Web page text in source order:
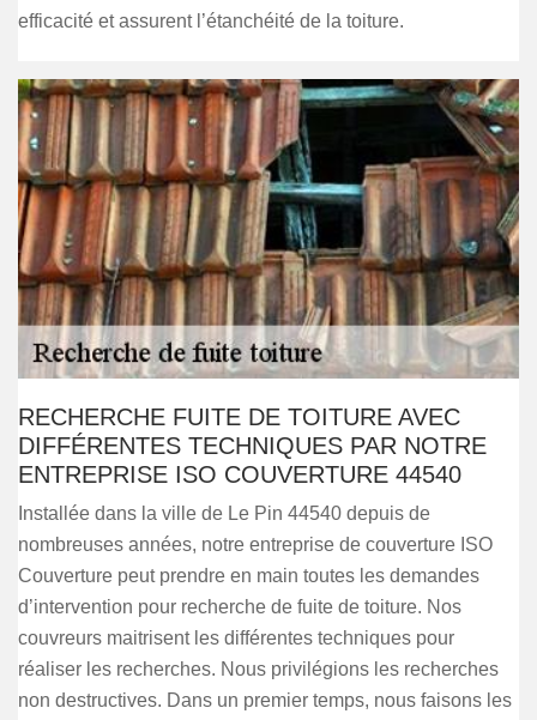
efficacité et assurent l’étanchéité de la toiture.
RECHERCHE FUITE DE TOITURE AVEC
DIFFÉRENTES TECHNIQUES PAR NOTRE
ENTREPRISE ISO COUVERTURE 44540
Installée dans la ville de Le Pin 44540 depuis de
nombreuses années, notre entreprise de couverture ISO
Couverture peut prendre en main toutes les demandes
d’intervention pour recherche de fuite de toiture. Nos
couvreurs maitrisent les différentes techniques pour
réaliser les recherches. Nous privilégions les recherches
non destructives. Dans un premier temps, nous faisons les